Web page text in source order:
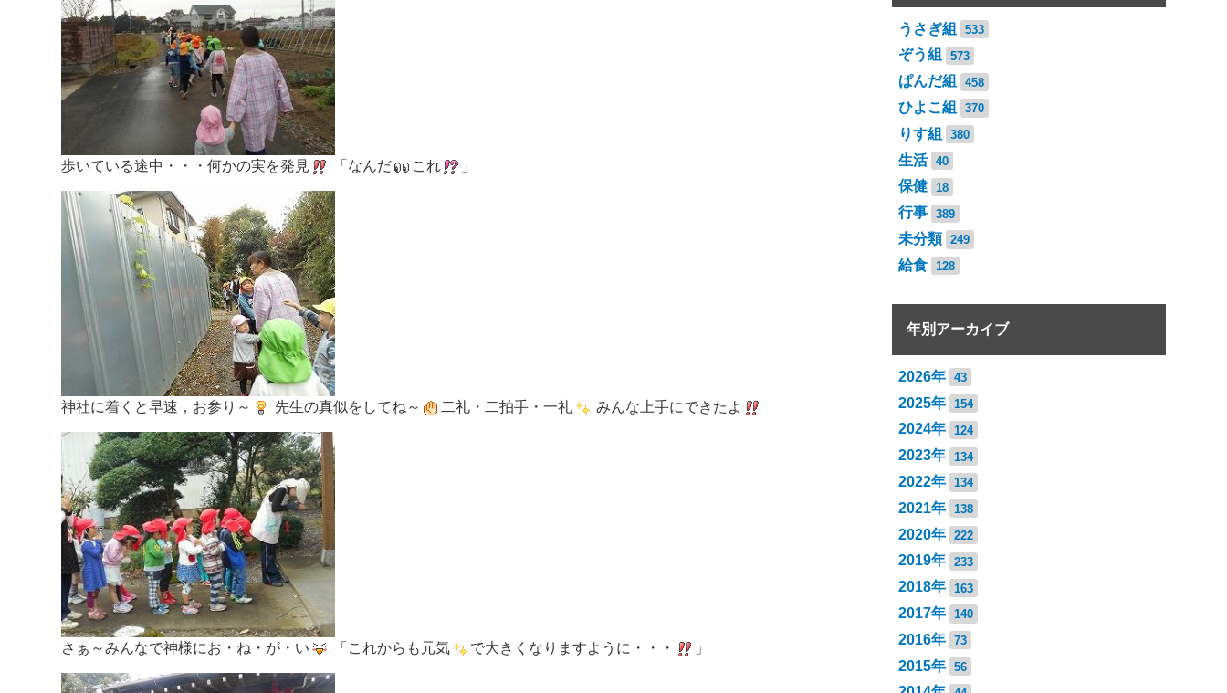
歩いている途中・・・何かの実を発見 「なんだ これ 」
神社に着くと早速，お参り～ 先生の真似をしてね～ 二礼・二拍手・一礼 みんな上手にできたよ
さぁ～みんなで神様にお・ね・が・い 「これからも元気 で大きくなりますように・・・ 」
うさぎ組 533
ぞう組 573
ぱんだ組 458
ひよこ組 370
りす組 380
生活 40
保健 18
行事 389
未分類 249
給食 128
年別アーカイブ
2026年 43
2025年 154
2024年 124
2023年 134
2022年 134
2021年 138
2020年 222
2019年 233
2018年 163
2017年 140
2016年 73
2015年 56